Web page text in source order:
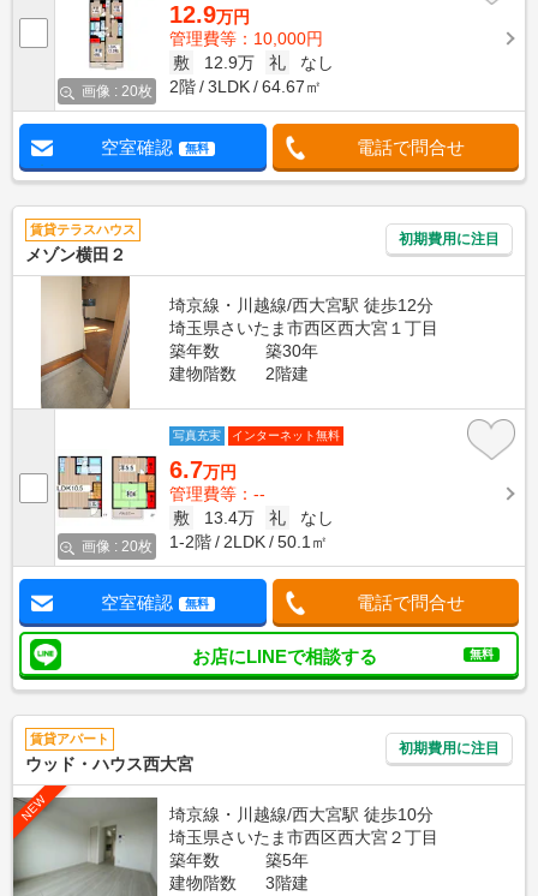
画像 : 20枚
12.9万円
管理費等：10,000円
敷
12.9万 礼
なし
2階
3LDK 64.67㎡
空室確認 無料 電話で問合せ
賃貸テラスハウス
メゾン横田２
初期費用に注目
埼京線・川越線/西大宮駅 徒歩12分
埼玉県さいたま市西区西大宮１丁目
築年数
築30年
建物階数
2階建
画像 : 20枚
写真充実 インターネット無料
6.7万円
管理費等：--
敷
13.4万 礼
なし
1-2階
2LDK 50.1㎡
空室確認 無料 電話で問合せ
お店にLINEで相談する 無料
賃貸アパート
ウッド・ハウス西大宮
初期費用に注目
NEW
埼京線・川越線/西大宮駅 徒歩10分
埼玉県さいたま市西区西大宮２丁目
築年数
築5年
建物階数
3階建